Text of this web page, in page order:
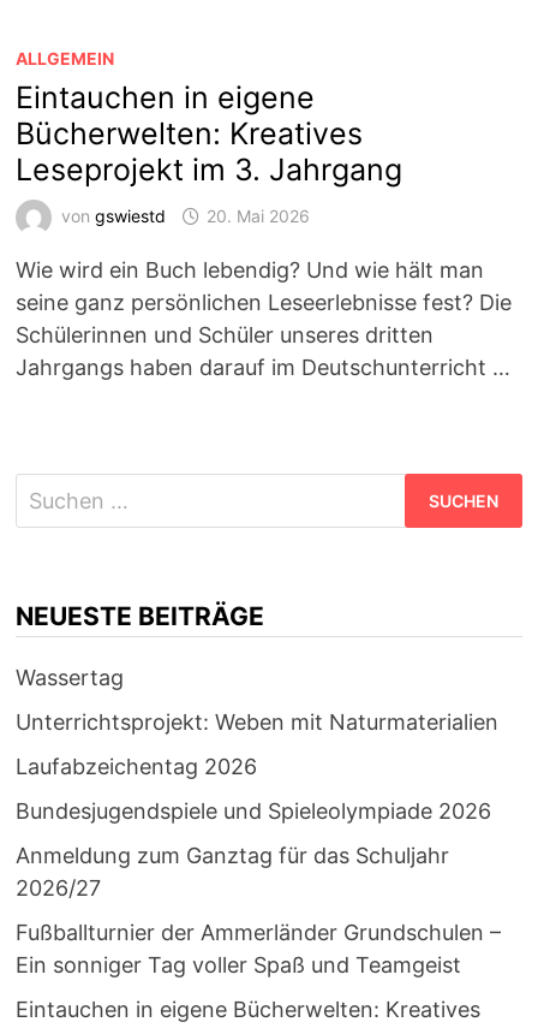
ALLGEMEIN
Eintauchen in eigene
Bücherwelten: Kreatives
Leseprojekt im 3. Jahrgang
von gswiestd 20. Mai 2026
Wie wird ein Buch lebendig? Und wie hält man
seine ganz persönlichen Leseerlebnisse fest? Die
Schülerinnen und Schüler unseres dritten
Jahrgangs haben darauf im Deutschunterricht …
Suchen
nach:
NEUESTE BEITRÄGE
Wassertag
Unterrichtsprojekt: Weben mit Naturmaterialien
Laufabzeichentag 2026
Bundesjugendspiele und Spieleolympiade 2026
Anmeldung zum Ganztag für das Schuljahr
2026/27
Fußballturnier der Ammerländer Grundschulen –
Ein sonniger Tag voller Spaß und Teamgeist
Eintauchen in eigene Bücherwelten: Kreatives